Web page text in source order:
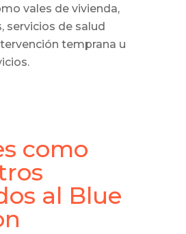
vales de vivienda,
servicios de salud
temprana u
como
al Blue